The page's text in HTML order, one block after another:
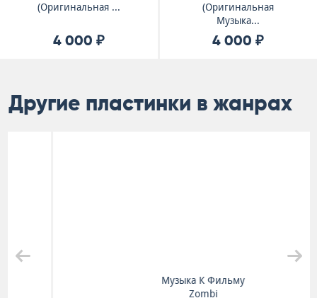
(Оригинальная ...
4 000 ₽
(Оригинальная
Музыка...
4 000 ₽
Другие пластинки в жанрах
Музыка К Фильму